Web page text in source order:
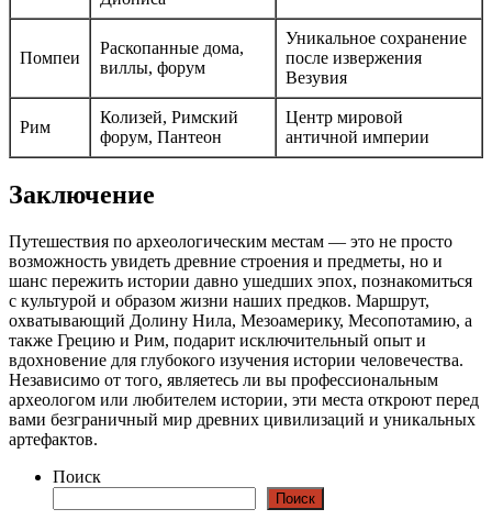
Помпеи
Раскопанные дома,
виллы, форум
Уникальное сохранение
после извержения
Везувия
Рим
Колизей, Римский
форум, Пантеон
Центр мировой
античной империи
Заключение
Путешествия по археологическим местам — это не просто
возможность увидеть древние строения и предметы, но и
шанс пережить истории давно ушедших эпох, познакомиться
с культурой и образом жизни наших предков. Маршрут,
охватывающий Долину Нила, Мезоамерику, Месопотамию, а
также Грецию и Рим, подарит исключительный опыт и
вдохновение для глубокого изучения истории человечества.
Независимо от того, являетесь ли вы профессиональным
археологом или любителем истории, эти места откроют перед
вами безграничный мир древних цивилизаций и уникальных
артефактов.
Поиск
Поиск